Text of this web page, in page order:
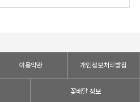
이용약관 개인정보처리방침
꽃배달 정보